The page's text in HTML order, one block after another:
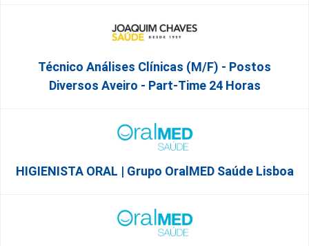
Técnico Análises Clínicas (M/F) - Postos
Diversos Aveiro - Part-Time 24 Horas
HIGIENISTA ORAL | Grupo OralMED Saúde Lisboa